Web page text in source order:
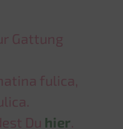
Gattung
fulica,
Du hier.